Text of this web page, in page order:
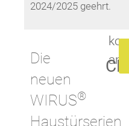
Die
neuen
WIRUS®
Haustürserien
2024/2025 geehrt.